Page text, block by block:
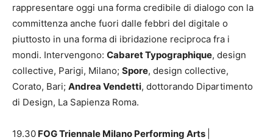
rappresentare oggi una forma credibile di dialogo con la
committenza anche fuori dalle febbri del digitale o
piuttosto in una forma di ibridazione reciproca fra i
mondi. Intervengono: Cabaret Typographique, design
collective, Parigi, Milano; Spore, design collective,
Corato, Bari; Andrea Vendetti, dottorando Dipartimento
di Design, La Sapienza Roma.
19.30 FOG Triennale Milano Performing Arts